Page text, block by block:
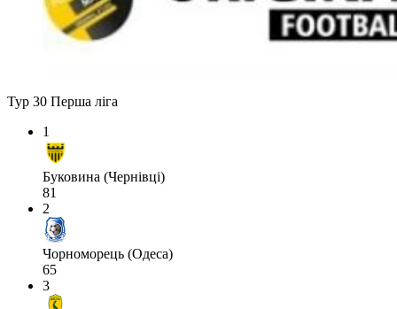
Тур 30 Перша ліга
1
Буковина (Чернівці)
81
2
Чорноморець (Одеса)
65
3